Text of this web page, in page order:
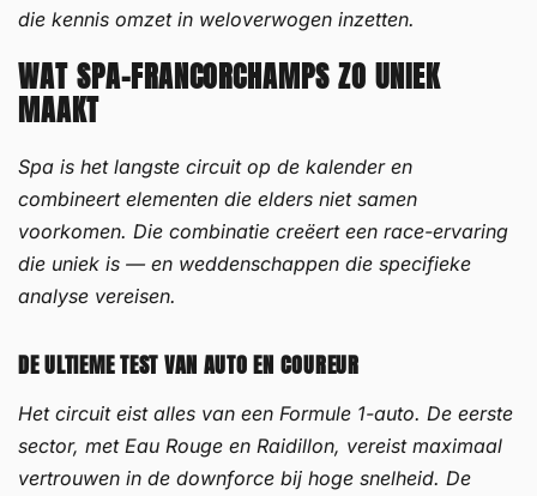
die kennis omzet in weloverwogen inzetten.
WAT SPA-FRANCORCHAMPS ZO UNIEK
MAAKT
Spa is het langste circuit op de kalender en
combineert elementen die elders niet samen
voorkomen. Die combinatie creëert een race-ervaring
die uniek is — en weddenschappen die specifieke
analyse vereisen.
DE ULTIEME TEST VAN AUTO EN COUREUR
Het circuit eist alles van een Formule 1-auto. De eerste
sector, met Eau Rouge en Raidillon, vereist maximaal
vertrouwen in de downforce bij hoge snelheid. De